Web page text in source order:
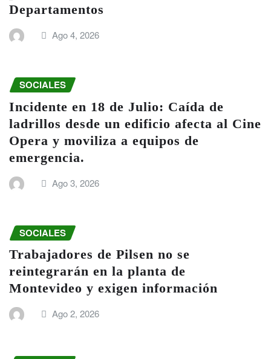
Departamentos
Ago 4, 2026
SOCIALES
Incidente en 18 de Julio: Caída de
ladrillos desde un edificio afecta al Cine
Opera y moviliza a equipos de
emergencia.
Ago 3, 2026
SOCIALES
Trabajadores de Pilsen no se
reintegrarán en la planta de
Montevideo y exigen información
Ago 2, 2026